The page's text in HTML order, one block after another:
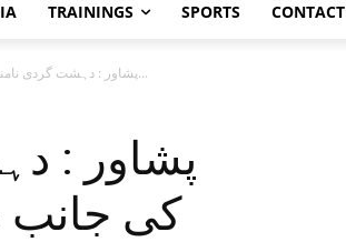
TRAININGS SPORTS CONTACT
پشاور : دہشت گردی نامنظور‘ نوجوانوں کی جانب سے ٹیکنالوجی کو بطور...
پشاور :
کی جانب